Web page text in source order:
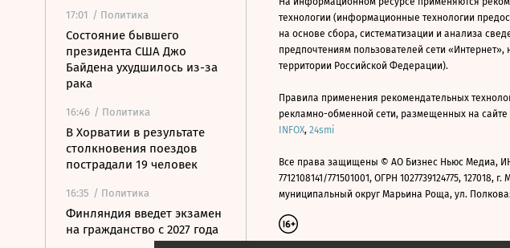
17:01 / Политика
Состояние бывшего
президента США Джо
Байдена ухудшилось из-за
рака
16:46 / Политика
В Хорватии в результате
столкновения поездов
пострадали 19 человек
16:35 / Политика
Финляндия введет экзамен
на гражданство с 2027 года
технологии (информационные технологии
на основе сбора, систематизации и анализа
предпочтениям пользователей сети «Интернет»,
территории Российской Федерации).
Правила применения рекомендательных
рекламно-обменной сети, размещенных на
INFOX, 24smi
Все права защищены © АО Бизнес Ньюс Медиа,
7712108141/771501001, ОГРН 1027739124775, 127018,
муниципальный округ Марьина Роща, ул.